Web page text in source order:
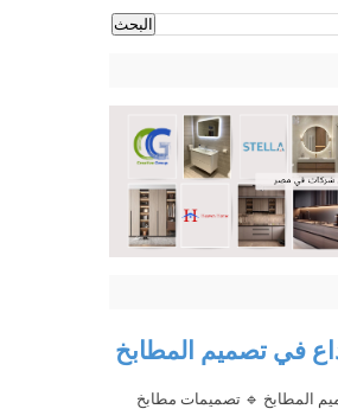
ث
في تصميم المطابخ
المطابخ 🔹 تصميمات مطابخ